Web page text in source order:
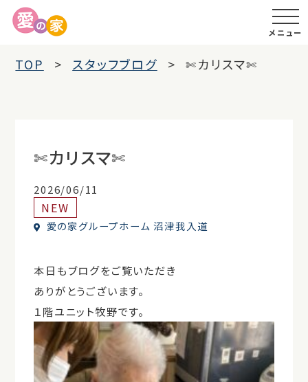
メニュー
TOP スタッフブログ ✄カリスマ✄
✄カリスマ✄
2026/06/11
NEW
愛の家グループホーム 沼津我入道
本日もブログをご覧いただき
ありがとうございます。
１階ユニット牧野です。